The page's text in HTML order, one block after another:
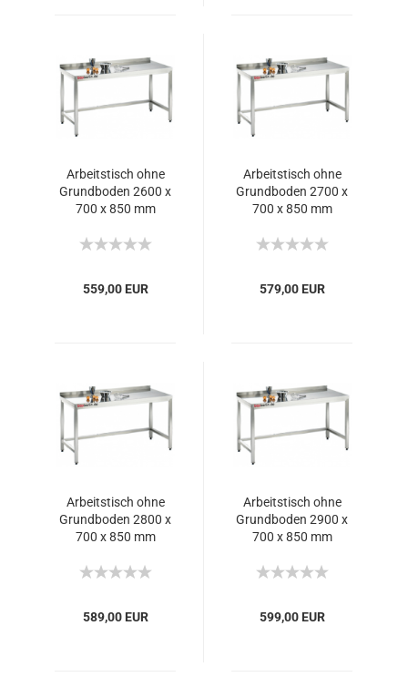
Arbeitstisch ohne
Grundboden 2600 x
700 x 850 mm
559,00 EUR
Arbeitstisch ohne
Grundboden 2700 x
700 x 850 mm
579,00 EUR
Arbeitstisch ohne
Grundboden 2800 x
700 x 850 mm
589,00 EUR
Arbeitstisch ohne
Grundboden 2900 x
700 x 850 mm
599,00 EUR